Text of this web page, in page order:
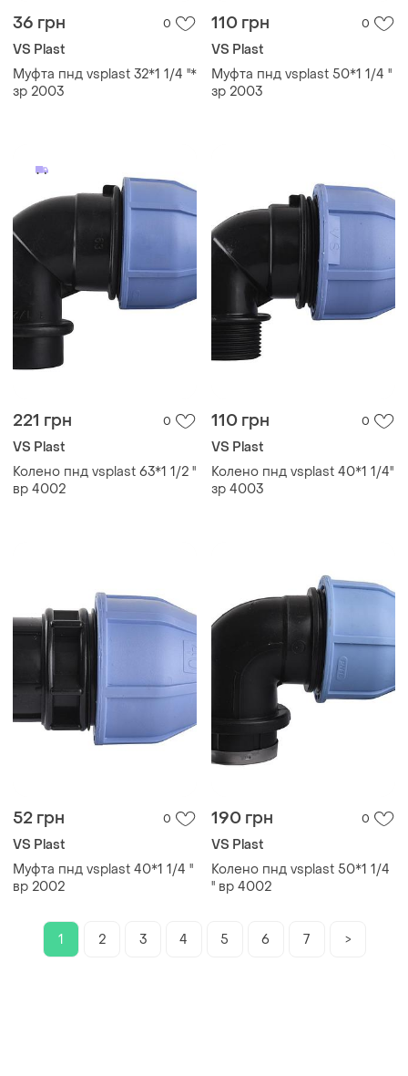
36 грн 0
VS Plast
Муфта пнд vsplast 32*1 1/4 ''*
зр 2003
110 грн 0
VS Plast
Муфта пнд vsplast 50*1 1/4 ''
зр 2003
221 грн 0
VS Plast
Колено пнд vsplast 63*1 1/2 ''
вр 4002
110 грн 0
VS Plast
Колено пнд vsplast 40*1 1/4''
зр 4003
52 грн 0
VS Plast
Муфта пнд vsplast 40*1 1/4 ''
вр 2002
190 грн 0
VS Plast
Колено пнд vsplast 50*1 1/4
'' вр 4002
1 2 3 4 5 6 7 >